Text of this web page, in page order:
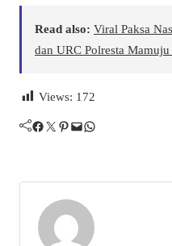
Read also: Viral Paksa
dan URC Polresta
Views: 172
Facebook Twitter Pinterest Mail WhatsApp